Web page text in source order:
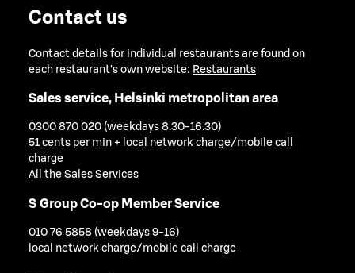
Contact us
Contact details for individual restaurants are found on
each restaurant's own website: Restaurants
Sales service, Helsinki metropolitan area
0300 870 020 (weekdays 8.30-16.30)
51 cents per min + local network charge/mobile call
charge
All the Sales Services
S Group Co-op Member Service
010 76 5858 (weekdays 9-16)
local network charge/mobile call charge